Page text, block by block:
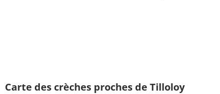
Carte des crèches proches de Tilloloy